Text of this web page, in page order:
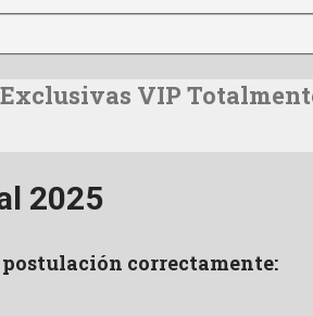
VIP
2025
correctamente: